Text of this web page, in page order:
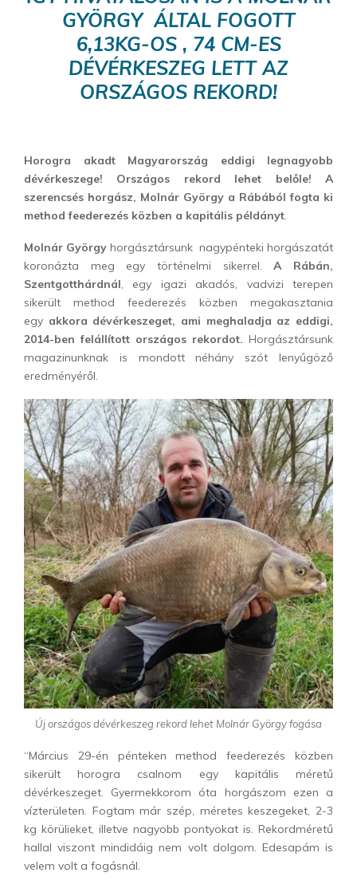
GYÖRGY ÁLTAL FOGOTT
6,13KG-OS , 74 CM-ES
DÉVÉRKESZEG LETT AZ
ORSZÁGOS REKORD!
Horogra akadt Magyarország eddigi legnagyobb
dévérkeszege! Országos rekord lehet belőle! A
szerencsés horgász, Molnár György a Rábából fogta ki
method feederezés közben a kapitális példányt.
Molnár György horgásztársunk nagypénteki horgászatát
koronázta meg egy történelmi sikerrel.A Rábán,
Szentgotthárdnál, egy igazi akadós, vadvizi terepen
sikerült method feederezés közben megakasztania
egy akkora dévérkeszeget, ami meghaladja az eddigi,
2014-ben felállított országos rekordot. Horgásztársunk
magazinunknak is mondott néhány szót lenyűgöző
eredményéről.
Új országos dévérkeszeg rekord lehet Molnár György fogása
“Március 29-én pénteken method feederezés közben
sikerült horogra csalnom egy kapitális méretű
dévérkeszeget. Gyermekkorom óta horgászom ezen a
vízterületen. Fogtam már szép, méretes keszegeket, 2-3
kg körülieket, illetve nagyobb pontyokat is. Rekordméretű
hallal viszont mindidáig nem volt dolgom. Edesapám is
velem volt a fogásnál.